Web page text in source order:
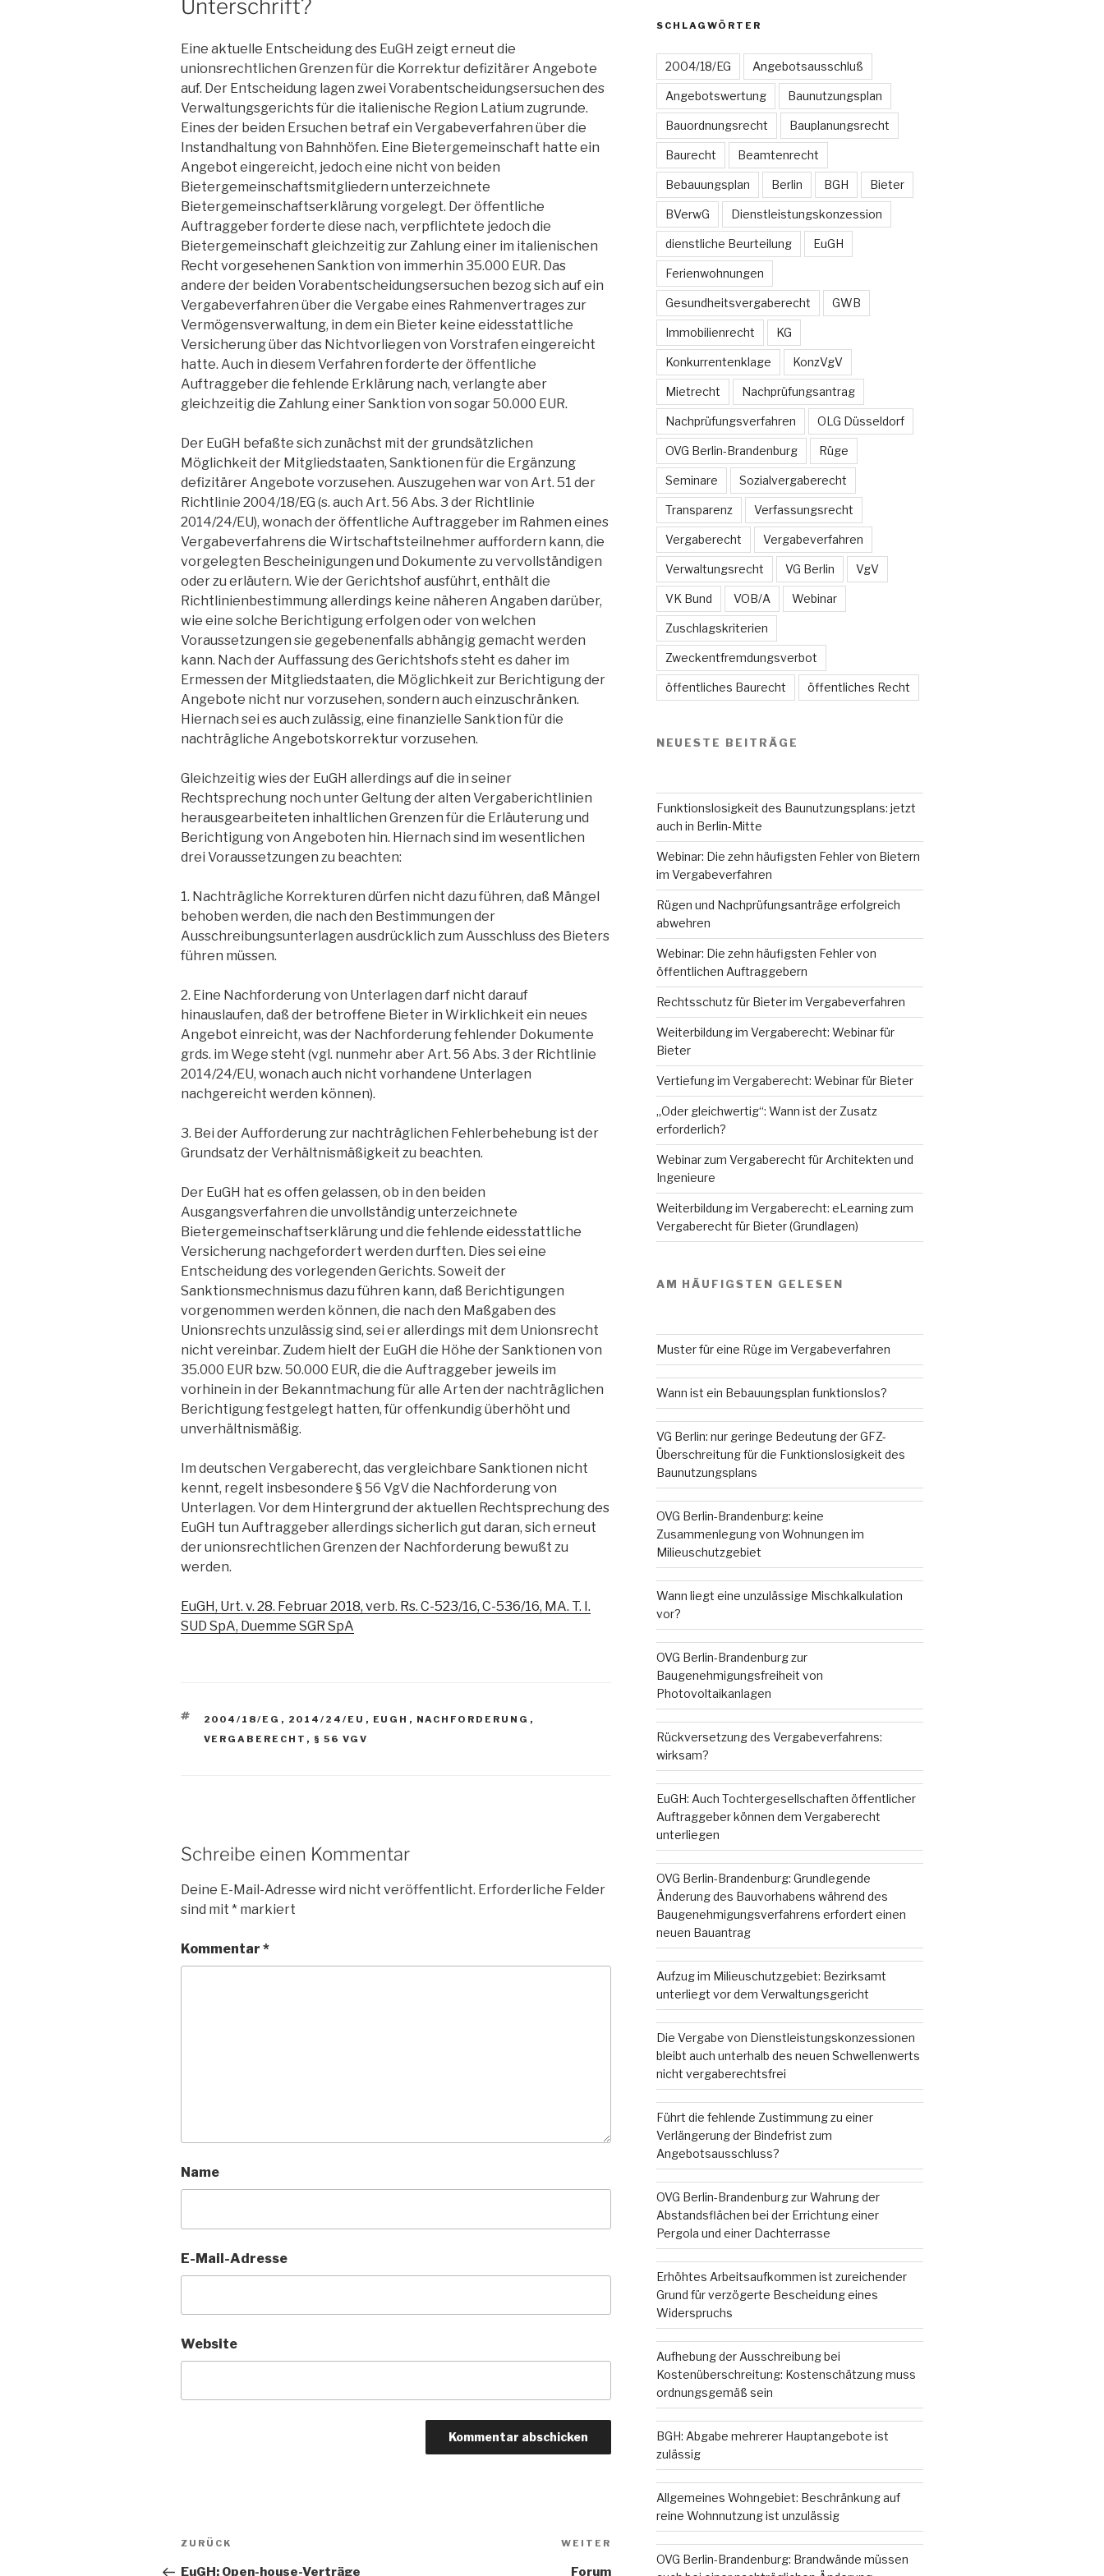
Unterschrift?
Eine aktuelle Entscheidung des EuGH zeigt erneut die
unionsrechtlichen Grenzen für die Korrektur defizitärer Angebote
auf. Der Entscheidung lagen zwei Vorabentscheidungsersuchen des
Verwaltungsgerichts für die italienische Region Latium zugrunde.
Eines der beiden Ersuchen betraf ein Vergabeverfahren über die
Instandhaltung von Bahnhöfen. Eine Bietergemeinschaft hatte ein
Angebot eingereicht, jedoch eine nicht von beiden
Bietergemeinschaftsmitgliedern unterzeichnete
Bietergemeinschaftserklärung vorgelegt. Der öffentliche
Auftraggeber forderte diese nach, verpflichtete jedoch die
Bietergemeinschaft gleichzeitig zur Zahlung einer im italienischen
Recht vorgesehenen Sanktion von immerhin 35.000 EUR. Das
andere der beiden Vorabentscheidungsersuchen bezog sich auf ein
Vergabeverfahren über die Vergabe eines Rahmenvertrages zur
Vermögensverwaltung, in dem ein Bieter keine eidesstattliche
Versicherung über das Nichtvorliegen von Vorstrafen eingereicht
hatte. Auch in diesem Verfahren forderte der öffentliche
Auftraggeber die fehlende Erklärung nach, verlangte aber
gleichzeitig die Zahlung einer Sanktion von sogar 50.000 EUR.
Der EuGH befaßte sich zunächst mit der grundsätzlichen
Möglichkeit der Mitgliedstaaten, Sanktionen für die Ergänzung
defizitärer Angebote vorzusehen. Auszugehen war von Art. 51 der
Richtlinie 2004/18/EG (s. auch Art. 56 Abs. 3 der Richtlinie
2014/24/EU), wonach der öffentliche Auftraggeber im Rahmen eines
Vergabeverfahrens die Wirtschaftsteilnehmer auffordern kann, die
vorgelegten Bescheinigungen und Dokumente zu vervollständigen
oder zu erläutern. Wie der Gerichtshof ausführt, enthält die
Richtlinienbestimmung allerdings keine näheren Angaben darüber,
wie eine solche Berichtigung erfolgen oder von welchen
Voraussetzungen sie gegebenenfalls abhängig gemacht werden
kann. Nach der Auffassung des Gerichtshofs steht es daher im
Ermessen der Mitgliedstaaten, die Möglichkeit zur Berichtigung der
Angebote nicht nur vorzusehen, sondern auch einzuschränken.
Hiernach sei es auch zulässig, eine finanzielle Sanktion für die
nachträgliche Angebotskorrektur vorzusehen.
Gleichzeitig wies der EuGH allerdings auf die in seiner
Rechtsprechung noch unter Geltung der alten Vergaberichtlinien
herausgearbeiteten inhaltlichen Grenzen für die Erläuterung und
Berichtigung von Angeboten hin. Hiernach sind im wesentlichen
drei Voraussetzungen zu beachten:
1. Nachträgliche Korrekturen dürfen nicht dazu führen, daß Mängel
behoben werden, die nach den Bestimmungen der
Ausschreibungsunterlagen ausdrücklich zum Ausschluss des Bieters
führen müssen.
2. Eine Nachforderung von Unterlagen darf nicht darauf
hinauslaufen, daß der betroffene Bieter in Wirklichkeit ein neues
Angebot einreicht, was der Nachforderung fehlender Dokumente
grds. im Wege steht (vgl. nunmehr aber Art. 56 Abs. 3 der Richtlinie
2014/24/EU, wonach auch nicht vorhandene Unterlagen
nachgereicht werden können).
3. Bei der Aufforderung zur nachträglichen Fehlerbehebung ist der
Grundsatz der Verhältnismäßigkeit zu beachten.
Der EuGH hat es offen gelassen, ob in den beiden
Ausgangsverfahren die unvollständig unterzeichnete
Bietergemeinschaftserklärung und die fehlende eidesstattliche
Versicherung nachgefordert werden durften. Dies sei eine
Entscheidung des vorlegenden Gerichts. Soweit der
Sanktionsmechnismus dazu führen kann, daß Berichtigungen
vorgenommen werden können, die nach den Maßgaben des
Unionsrechts unzulässig sind, sei er allerdings mit dem Unionsrecht
nicht vereinbar. Zudem hielt der EuGH die Höhe der Sanktionen von
35.000 EUR bzw. 50.000 EUR, die die Auftraggeber jeweils im
vorhinein in der Bekanntmachung für alle Arten der nachträglichen
Berichtigung festgelegt hatten, für offenkundig überhöht und
unverhältnismäßig.
Im deutschen Vergaberecht, das vergleichbare Sanktionen nicht
kennt, regelt insbesondere § 56 VgV die Nachforderung von
Unterlagen. Vor dem Hintergrund der aktuellen Rechtsprechung des
EuGH tun Auftraggeber allerdings sicherlich gut daran, sich erneut
der unionsrechtlichen Grenzen der Nachforderung bewußt zu
werden.
EuGH, Urt. v. 28. Februar 2018, verb. Rs. C-523/16, C-536/16, MA. T. I.
SUD SpA, Duemme SGR SpA
SCHLAGWÖRTER
2004/18/EG , 2014/24/EU , EUGH , NACHFORDERUNG ,
VERGABERECHT , § 56 VGV
Schreibe einen Kommentar
Deine E-Mail-Adresse wird nicht veröffentlicht. Erforderliche Felder
sind mit * markiert
Kommentar *
Name
E-Mail-Adresse
Website
Beitragsnavigation
Vorheriger
ZURÜCK
EuGH: Open-house-Verträge
Nächster
Beitrag
WEITER
Forum
SCHLAGWÖRTER
2004/18/EG Angebotsausschluß
Angebotswertung Baunutzungsplan
Bauordnungsrecht Bauplanungsrecht
Baurecht Beamtenrecht
Bebauungsplan Berlin BGH Bieter
BVerwG Dienstleistungskonzession
dienstliche Beurteilung EuGH
Ferienwohnungen
Gesundheitsvergaberecht GWB
Immobilienrecht KG
Konkurrentenklage KonzVgV
Mietrecht Nachprüfungsantrag
Nachprüfungsverfahren OLG Düsseldorf
OVG Berlin-Brandenburg Rüge
Seminare Sozialvergaberecht
Transparenz Verfassungsrecht
Vergaberecht Vergabeverfahren
Verwaltungsrecht VG Berlin VgV
VK Bund VOB/A Webinar
Zuschlagskriterien
Zweckentfremdungsverbot
öffentliches Baurecht öffentliches Recht
NEUESTE BEITRÄGE
Funktionslosigkeit des Baunutzungsplans: jetzt
auch in Berlin-Mitte
Webinar: Die zehn häufigsten Fehler von Bietern
im Vergabeverfahren
Rügen und Nachprüfungsanträge erfolgreich
abwehren
Webinar: Die zehn häufigsten Fehler von
öffentlichen Auftraggebern
Rechtsschutz für Bieter im Vergabeverfahren
Weiterbildung im Vergaberecht: Webinar für
Bieter
Vertiefung im Vergaberecht: Webinar für Bieter
„Oder gleichwertig“: Wann ist der Zusatz
erforderlich?
Webinar zum Vergaberecht für Architekten und
Ingenieure
Weiterbildung im Vergaberecht: eLearning zum
Vergaberecht für Bieter (Grundlagen)
AM HÄUFIGSTEN GELESEN
Muster für eine Rüge im Vergabeverfahren
Wann ist ein Bebauungsplan funktionslos?
VG Berlin: nur geringe Bedeutung der GFZ-
Überschreitung für die Funktionslosigkeit des
Baunutzungsplans
OVG Berlin-Brandenburg: keine
Zusammenlegung von Wohnungen im
Milieuschutzgebiet
Wann liegt eine unzulässige Mischkalkulation
vor?
OVG Berlin-Brandenburg zur
Baugenehmigungsfreiheit von
Photovoltaikanlagen
Rückversetzung des Vergabeverfahrens:
wirksam?
EuGH: Auch Tochtergesellschaften öffentlicher
Auftraggeber können dem Vergaberecht
unterliegen
OVG Berlin-Brandenburg: Grundlegende
Änderung des Bauvorhabens während des
Baugenehmigungsverfahrens erfordert einen
neuen Bauantrag
Aufzug im Milieuschutzgebiet: Bezirksamt
unterliegt vor dem Verwaltungsgericht
Die Vergabe von Dienstleistungskonzessionen
bleibt auch unterhalb des neuen Schwellenwerts
nicht vergaberechtsfrei
Führt die fehlende Zustimmung zu einer
Verlängerung der Bindefrist zum
Angebotsausschluss?
OVG Berlin-Brandenburg zur Wahrung der
Abstandsflächen bei der Errichtung einer
Pergola und einer Dachterrasse
Erhöhtes Arbeitsaufkommen ist zureichender
Grund für verzögerte Bescheidung eines
Widerspruchs
Aufhebung der Ausschreibung bei
Kostenüberschreitung: Kostenschätzung muss
ordnungsgemäß sein
BGH: Abgabe mehrerer Hauptangebote ist
zulässig
Allgemeines Wohngebiet: Beschränkung auf
reine Wohnnutzung ist unzulässig
OVG Berlin-Brandenburg: Brandwände müssen